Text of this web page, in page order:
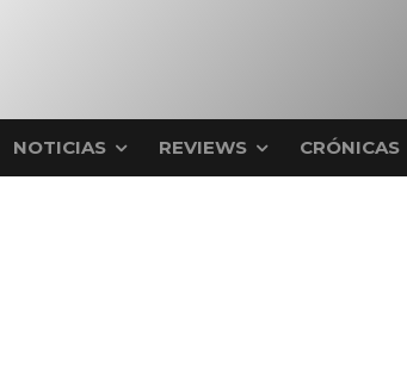
NOTICIAS REVIEWS CRÓNICAS